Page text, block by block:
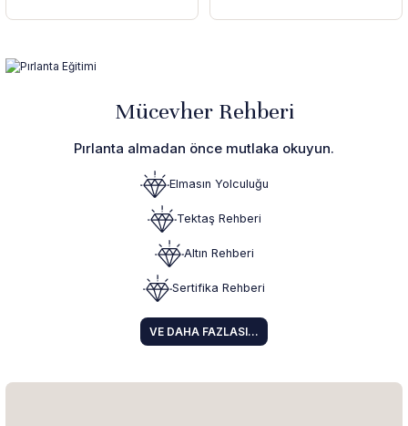
Mücevher Rehberi
Pırlanta almadan önce mutlaka okuyun.
Elmasın Yolculuğu
Tektaş Rehberi
Altın Rehberi
Sertifika Rehberi
VE DAHA FAZLASI...